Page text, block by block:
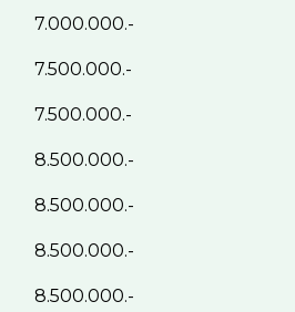
7.000.000.-
7.500.000.-
7.500.000.-
8.500.000.-
8.500.000.-
8.500.000.-
8.500.000.-